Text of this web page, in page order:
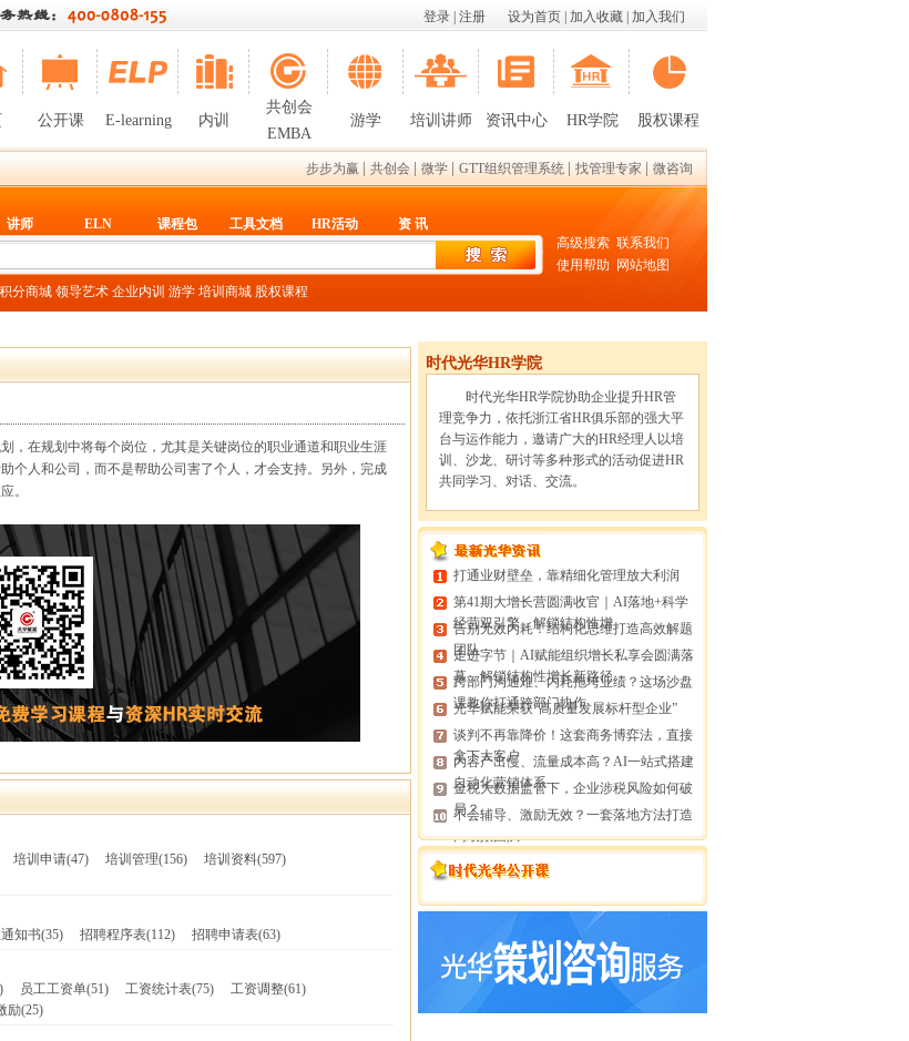
设为首页 加入收藏 加入我们
登录 注册
公开课 E-learning 内训
共创会
EMBA
游学 培训讲师 资讯中心 HR学院 股权课程
步步为赢 共创会 微学 GTT组织管理系统 找管理专家 微咨询
讲师 ELN 课程包 工具文档 HR活动 资 讯
积分商城 领导艺术 企业内训 游学 培训商城 股权课程
高级搜索 联系我们
使用帮助
网站地图
，在规划中将每个岗位，尤其是关键岗位的职业通道和职业生涯
个人和公司，而不是帮助公司害了个人，才会支持。另外，完成
。
培训申请(47) 培训管理(156) 培训资料(597)
知书(35) 招聘程序表(112) 招聘申请表(63)
员工工资单(51) 工资统计表(75) 工资调整(61)
励(25)
时代光华HR学院
时代光华HR学院协助企业提升HR管
理竞争力，依托浙江省HR俱乐部的强大平
台与运作能力，邀请广大的HR经理人以培
训、沙龙、研讨等多种形式的活动促进HR
共同学习、对话、交流。
打通业财壁垒，靠精细化管理放大利润
第41期大增长营圆满收官｜AI落地+科学
经营双引擎，解锁结构性增
告别无效内耗！结构化思维打造高效解题
团队
走进字节｜AI赋能组织增长私享会圆满落
幕，解锁结构性增长新路径
跨部门沟通难、内耗拖垮业绩？这场沙盘
课教你打通跨部门协作
光华赋能荣获“高质量发展标杆型企业”
谈判不再靠降价！这套商务博弈法，直接
拿下大客户
内容产出慢、流量成本高？AI一站式搭建
自动化营销体系
金税大数据监管下，企业涉税风险如何破
局？
不会辅导、激励无效？一套落地方法打造
高绩效团队